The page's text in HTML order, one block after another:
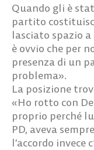
Quando gli è
partito
lasciato spazio
è ovvio che per
presenza di un
problema».
La posizione
«Ho rotto con
proprio perché
PD, aveva
l’accordo invece